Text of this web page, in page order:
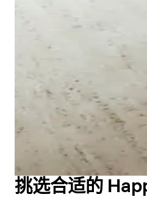
饰。同样可选配的 LED 照明
该系列的半高柜有两种尺寸可
显示浴室家具
灯带，有径向和有机两种装饰
或图标，可以控制不同的亮度
能。完美协调：凭借创新的无
显示浴室镜子
Happy D.2 浴缸同样具有精致
光或亮白色模压亚克力饰面。
外形尺寸和多种款式还为空间
您在浴室中享受更放松的体验
涡浴缸款式。
显示浴缸和漩涡浴缸
Happy D.2 系列座便器有壁挂
带自动缓降功能和无自动缓降
还配备了创新的
Duravit
除了经典的白色外，Happy
显示座便器
挑选合适的